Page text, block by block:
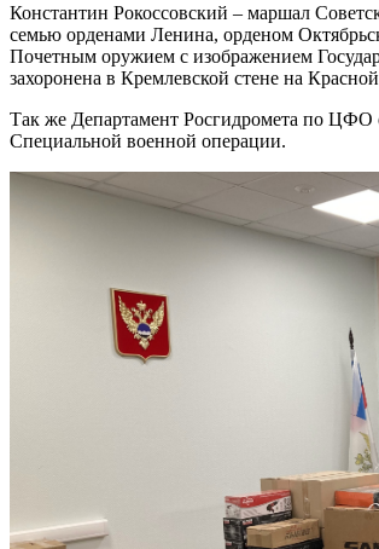
Константин Рокоссовский – маршал
семью орденами Ленина, орденом
Почетным оружием с изображением
захоронена в Кремлевской стене на
Так же Департамент Росгидромета по
Специальной военной операции.